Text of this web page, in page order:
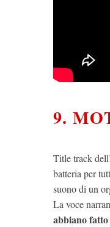
9.
Title track
batteria per
suono di un
La voce
abbiano